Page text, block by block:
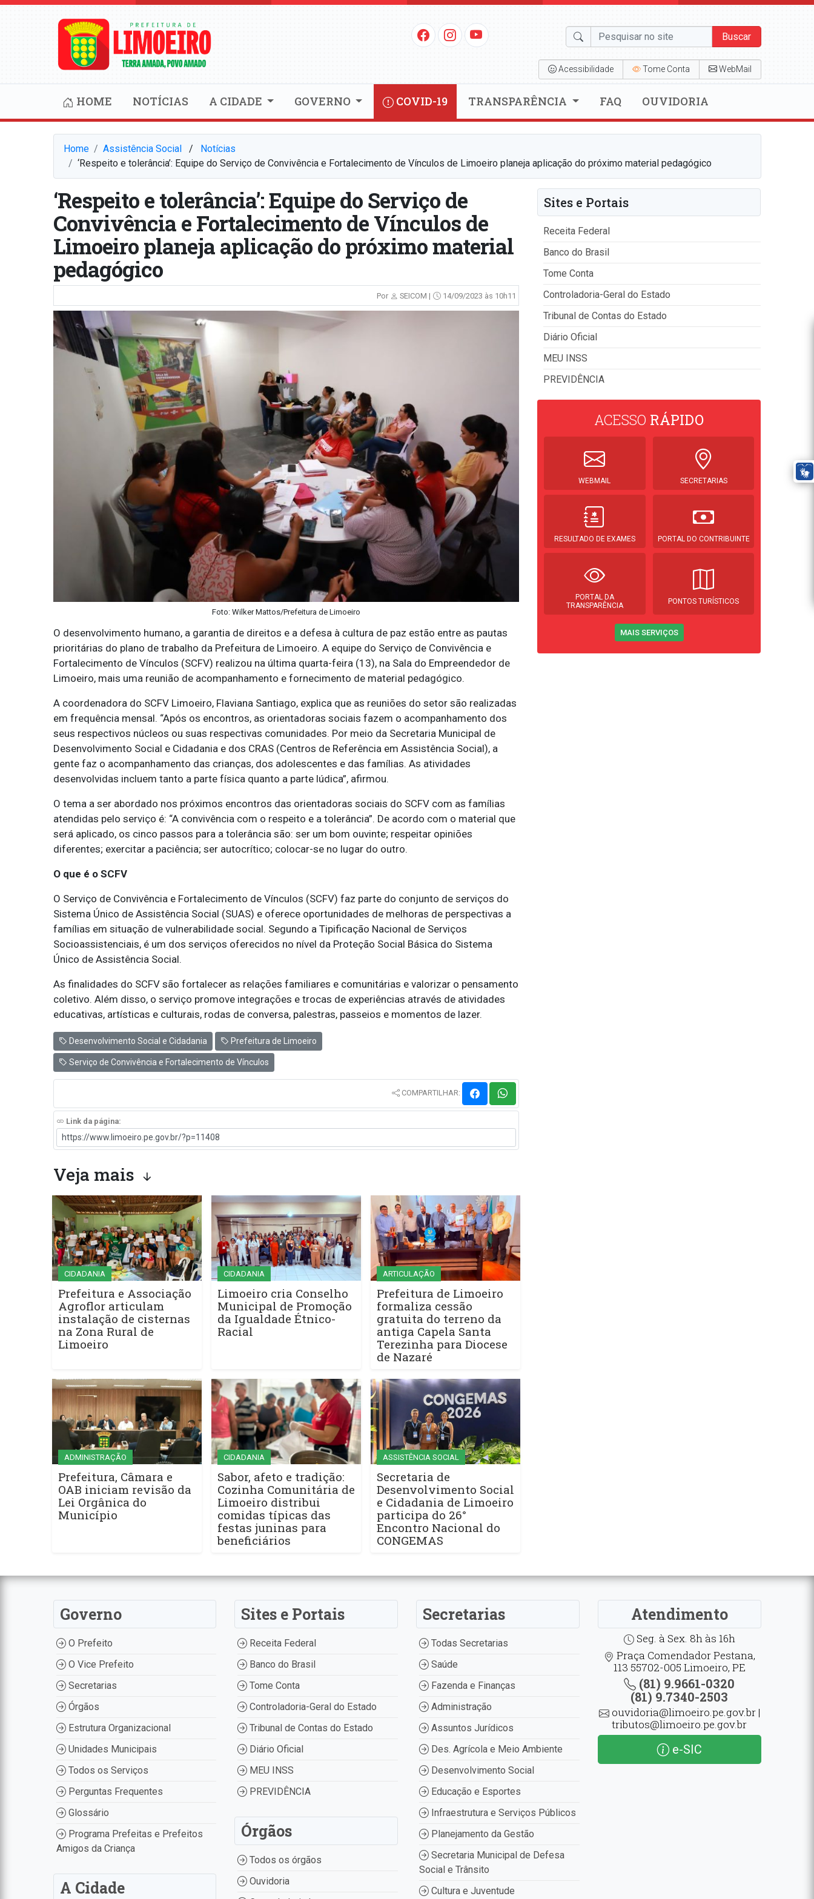
Buscar
Acessibilidade Tome Conta WebMail
HOME NOTÍCIAS A CIDADE GOVERNO COVID-19 TRANSPARÊNCIA FAQ OUVIDORIA
Home Assistência Social ⠀/⠀
Notícias
‘Respeito e tolerância’: Equipe do Serviço de Convivência e Fortalecimento de Vínculos de Limoeiro planeja aplicação do próximo material pedagógico
‘Respeito e tolerância’: Equipe do Serviço de
Convivência e Fortalecimento de Vínculos de
Limoeiro planeja aplicação do próximo material
pedagógico
Por SEICOM | 14/09/2023 às 10h11
Foto: Wilker Mattos/Prefeitura de Limoeiro
O desenvolvimento humano, a garantia de direitos e a defesa à cultura de paz estão entre as pautas
prioritárias do plano de trabalho da Prefeitura de Limoeiro. A equipe do Serviço de Convivência e
Fortalecimento de Vínculos (SCFV) realizou na última quarta-feira (13), na Sala do Empreendedor de
Limoeiro, mais uma reunião de acompanhamento e fornecimento de material pedagógico.
A coordenadora do SCFV Limoeiro, Flaviana Santiago, explica que as reuniões do setor são realizadas
em frequência mensal. “Após os encontros, as orientadoras sociais fazem o acompanhamento dos
seus respectivos núcleos ou suas respectivas comunidades. Por meio da Secretaria Municipal de
Desenvolvimento Social e Cidadania e dos CRAS (Centros de Referência em Assistência Social), a
gente faz o acompanhamento das crianças, dos adolescentes e das famílias. As atividades
desenvolvidas incluem tanto a parte física quanto a parte lúdica”, afirmou.
O tema a ser abordado nos próximos encontros das orientadoras sociais do SCFV com as famílias
atendidas pelo serviço é: “A convivência com o respeito e a tolerância”. De acordo com o material que
será aplicado, os cinco passos para a tolerância são: ser um bom ouvinte; respeitar opiniões
diferentes; exercitar a paciência; ser autocrítico; colocar-se no lugar do outro.
O que é o SCFV
O Serviço de Convivência e Fortalecimento de Vínculos (SCFV) faz parte do conjunto de serviços do
Sistema Único de Assistência Social (SUAS) e oferece oportunidades de melhoras de perspectivas a
famílias em situação de vulnerabilidade social. Segundo a Tipificação Nacional de Serviços
Socioassistenciais, é um dos serviços oferecidos no nível da Proteção Social Básica do Sistema
Único de Assistência Social.
As finalidades do SCFV são fortalecer as relações familiares e comunitárias e valorizar o pensamento
coletivo. Além disso, o serviço promove integrações e trocas de experiências através de atividades
educativas, artísticas e culturais, rodas de conversa, palestras, passeios e momentos de lazer.
Desenvolvimento Social e Cidadania Prefeitura de Limoeiro
Serviço de Convivência e Fortalecimento de Vínculos
COMPARTILHAR:
Link da página:
Veja mais
CIDADANIA
Prefeitura e Associação
Agroflor articulam
instalação de cisternas
na Zona Rural de
Limoeiro
CIDADANIA
Limoeiro cria Conselho
Municipal de Promoção
da Igualdade Étnico-
Racial
ARTICULAÇÃO
Prefeitura de Limoeiro
formaliza cessão
gratuita do terreno da
antiga Capela Santa
Terezinha para Diocese
de Nazaré
ADMINISTRAÇÃO
Prefeitura, Câmara e
OAB iniciam revisão da
Lei Orgânica do
Município
CIDADANIA
Sabor, afeto e tradição:
Cozinha Comunitária de
Limoeiro distribui
comidas típicas das
festas juninas para
beneficiários
ASSISTÊNCIA SOCIAL
Secretaria de
Desenvolvimento Social
e Cidadania de Limoeiro
participa do 26°
Encontro Nacional do
CONGEMAS
Sites e Portais
Receita Federal
Banco do Brasil
Tome Conta
Controladoria-Geral do Estado
Tribunal de Contas do Estado
Diário Oficial
MEU INSS
PREVIDÊNCIA
ACESSO RÁPIDO
WEBMAIL SECRETARIAS
RESULTADO DE EXAMES PORTAL DO CONTRIBUINTE
PORTAL DA
TRANSPARÊNCIA
PONTOS TURÍSTICOS
MAIS SERVIÇOS
Governo
O Prefeito
O Vice Prefeito
Secretarias
Órgãos
Estrutura Organizacional
Unidades Municipais
Todos os Serviços
Perguntas Frequentes
Glossário
Programa Prefeitas e Prefeitos
Amigos da Criança
A Cidade
Sites e Portais
Receita Federal
Banco do Brasil
Tome Conta
Controladoria-Geral do Estado
Tribunal de Contas do Estado
Diário Oficial
MEU INSS
PREVIDÊNCIA
Órgãos
Todos os órgãos
Ouvidoria
Secretarias
Todas Secretarias
Saúde
Fazenda e Finanças
Administração
Assuntos Jurídicos
Des. Agrícola e Meio Ambiente
Desenvolvimento Social
Educação e Esportes
Infraestrutura e Serviços Públicos
Planejamento da Gestão
Secretaria Municipal de Defesa
Social e Trânsito
Cultura e Juventude
Atendimento
Seg. à Sex. 8h às 16h
Praça Comendador Pestana,
113 55702-005 Limoeiro, PE
(81) 9.9661-0320
(81) 9.7340-2503
ouvidoria@limoeiro.pe.gov.br |
tributos@limoeiro.pe.gov.br
e-SIC